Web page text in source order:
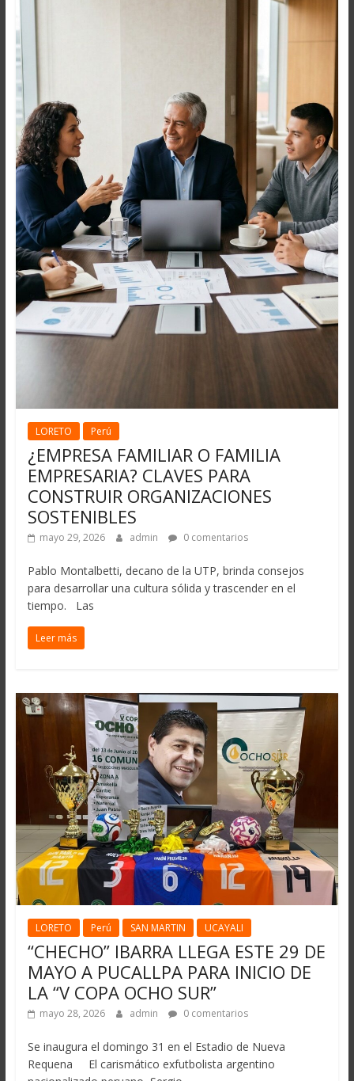
LORETO Perú
¿EMPRESA FAMILIAR O FAMILIA
EMPRESARIA? CLAVES PARA
CONSTRUIR ORGANIZACIONES
SOSTENIBLES
mayo 29, 2026 admin 0 comentarios
Pablo Montalbetti, decano de la UTP, brinda consejos
para desarrollar una cultura sólida y trascender en el
tiempo. Las
Leer más
LORETO Perú SAN MARTIN UCAYALI
“CHECHO” IBARRA LLEGA ESTE 29 DE
MAYO A PUCALLPA PARA INICIO DE
LA “V COPA OCHO SUR”
mayo 28, 2026 admin 0 comentarios
Se inaugura el domingo 31 en el Estadio de Nueva
Requena El carismático exfutbolista argentino